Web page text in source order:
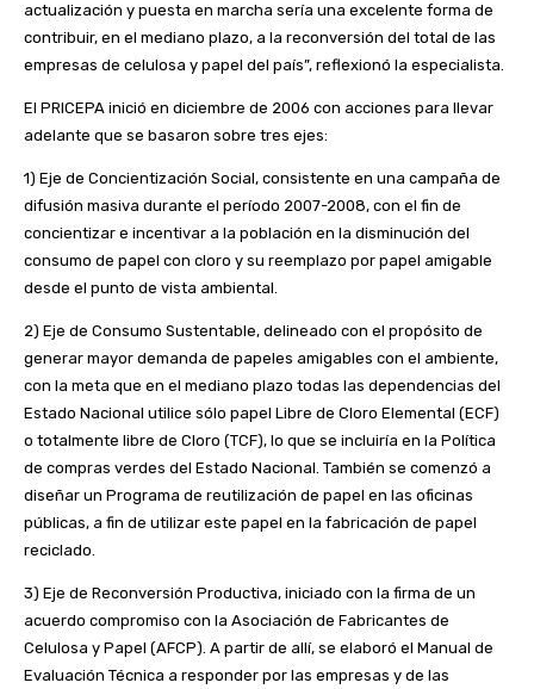
actualización y puesta en marcha sería una excelente forma de
contribuir, en el mediano plazo, a la reconversión del total de las
empresas de celulosa y papel del país”, reflexionó la especialista.
El PRICEPA inició en diciembre de 2006 con acciones para llevar
adelante que se basaron sobre tres ejes:
1) Eje de Concientización Social, consistente en una campaña de
difusión masiva durante el período 2007-2008, con el fin de
concientizar e incentivar a la población en la disminución del
consumo de papel con cloro y su reemplazo por papel amigable
desde el punto de vista ambiental.
2) Eje de Consumo Sustentable, delineado con el propósito de
generar mayor demanda de papeles amigables con el ambiente,
con la meta que en el mediano plazo todas las dependencias del
Estado Nacional utilice sólo papel Libre de Cloro Elemental (ECF)
o totalmente libre de Cloro (TCF), lo que se incluiría en la Política
de compras verdes del Estado Nacional. También se comenzó a
diseñar un Programa de reutilización de papel en las oficinas
públicas, a fin de utilizar este papel en la fabricación de papel
reciclado.
3) Eje de Reconversión Productiva, iniciado con la firma de un
acuerdo compromiso con la Asociación de Fabricantes de
Celulosa y Papel (AFCP). A partir de allí, se elaboró el Manual de
Evaluación Técnica a responder por las empresas y de las